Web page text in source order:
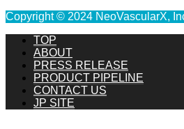
Copyright © 2024 NeoVascularX,
TOP
ABOUT
PRESS RELEASE
PRODUCT PIPELINE
CONTACT US
JP SITE